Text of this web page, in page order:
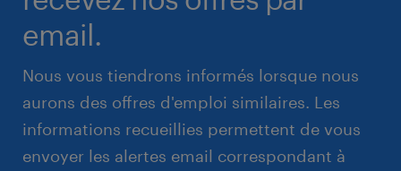
email.
Nous vous tiendrons informés lorsque nous
aurons des offres d'emploi similaires. Les
informations recueillies permettent de vous
envoyer les alertes email correspondant à